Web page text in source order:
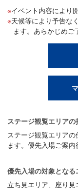
イベント内容により
天候等により予告な
ます。あらかじめご
ステージ観覧エリア
ステージ観覧エリア
ます。優先入場ご案内
優先入場の対象となる
立ち見エリア、座り